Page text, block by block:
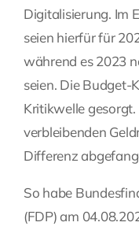
Fragen Sie Ihre
Kontakt
Digitalisierung. Im
seien hierfür für
während es 2023
seien. Die Budget-
Kritikwelle
verbleibenden
Differenz
So habe
(FDP) am